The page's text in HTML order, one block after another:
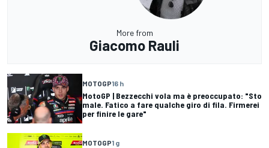
More from
Giacomo Rauli
MOTOGP16 h
MotoGP | Bezzecchi vola ma è preoccupato: "Sto
male. Fatico a fare qualche giro di fila. Firmerei
per finire le gare"
MOTOGP1 g